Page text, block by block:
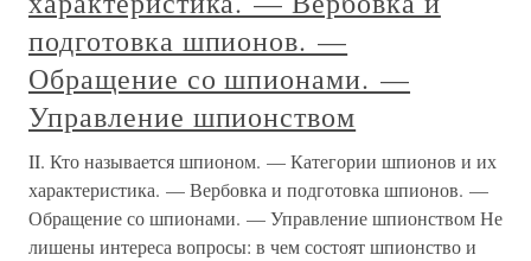
подготовка шпионов. —
Обращение со шпионами. —
Управление шпионством
II. Кто называется шпионом. — Категории шпионов и их
характеристика. — Вербовка и подготовка шпионов. —
Обращение со шпионами. — Управление шпионством Не
лишены интереса вопросы: в чем состоят шпионство и